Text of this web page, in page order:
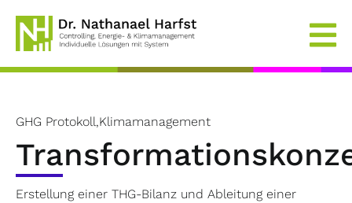
content
GHG Protokoll,Klimamanagement
Erstellung einer THG-Bilanz und Ableitung einer